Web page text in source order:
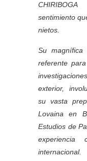
sentimiento
nietos.
Su
referente
exterior,
su vasta
Lovaina en
Estudios de
experiencia
internacional.